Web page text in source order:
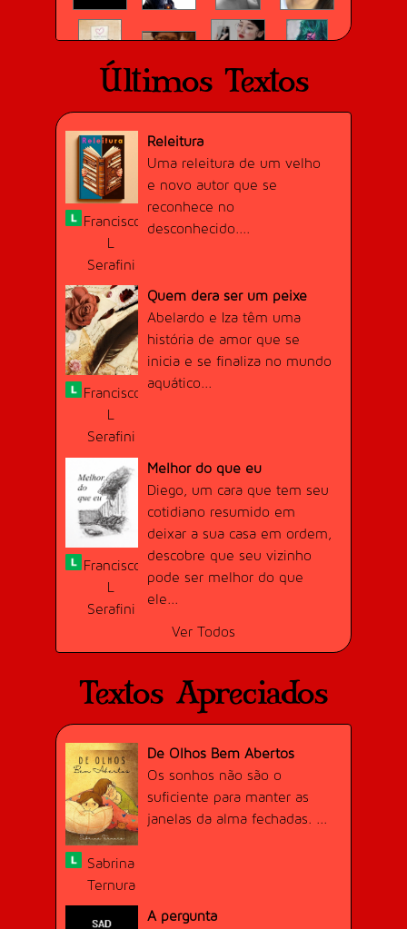
"neoclassicismo"
sucesso
Bem
sucedido,
Zezin
aproveita do
melhor jeito
possível seu
sucesso
profissional
para viver
como ama,
TÓPICO QUENTE
Crie um tópico no fórum que receba
mais de 50 respostas.
Adquirido 16/09/2017
Difícil (20 pontos)
usuário(s).
QUERO APARECER!
Crie 10 tópicos proficientes (em áreas
Dificuldade:
[RETORNO DOS SÁBIOS] Publique 60
Dificuldade:
Muito Difícil (35 pontos)
Conquistado por 12 usuário(s).
[RETORNO DOS SÁBIOS] Escreva e
Academia.
Últimos Textos
Francisco
Serafini
Releitura
Uma releitura de um velho
e novo autor que se
reconhece no
desconhecido....
Francisco
L
Serafini
Quem dera ser um peixe
Abelardo e Iza têm uma
história de amor que se
inicia e se finaliza no mundo
aquático...
Francisco
L
Serafini
Melhor do que eu
Diego, um cara que tem seu
cotidiano resumido em
deixar a sua casa em ordem,
descobre que seu vizinho
pode ser melhor do que
ele...
Ver Todos
Textos Apreciados
Sabrina
Ternura
De Olhos Bem Abertos
Os sonhos não são o
suficiente para manter as
janelas da alma fechadas. ...
A pergunta